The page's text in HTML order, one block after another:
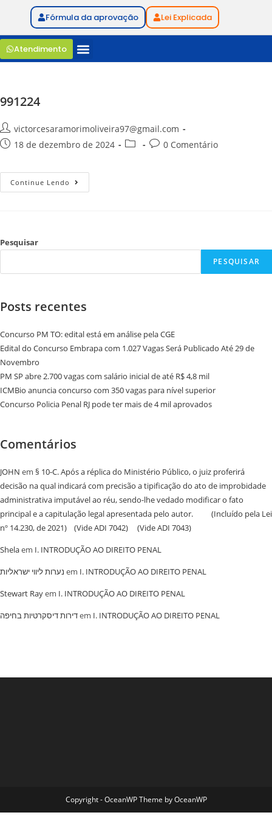
Fórmula da aprovação Lei Explicada
Atendimento
991224
victorcesaramorimoliveira97@gmail.com
18 de dezembro de 2024
0 Comentário
Continue Lendo
Pesquisar
PESQUISAR
Posts recentes
Concurso PM TO: edital está em análise pela CGE
Edital do Concurso Embrapa com 1.027 Vagas Será Publicado Até 29 de
Novembro
PM SP abre 2.700 vagas com salário inicial de até R$ 4,8 mil
ICMBio anuncia concurso com 350 vagas para nível superior
Concurso Policia Penal RJ pode ter mais de 4 mil aprovados
Comentários
JOHN em § 10-C. Após a réplica do Ministério Público, o juiz proferirá
decisão na qual indicará com precisão a tipificação do ato de improbidade
administrativa imputável ao réu, sendo-lhe vedado modificar o fato
principal e a capitulação legal apresentada pelo autor. (Incluído pela Lei
nº 14.230, de 2021) (Vide ADI 7042) (Vide ADI 7043)
Shelaem I. INTRODUÇÃO AO DIREITO PENAL
נערות ליווי ישראליות em I. INTRODUÇÃO AO DIREITO PENAL
Stewart Rayem I. INTRODUÇÃO AO DIREITO PENAL
‏דירות דיסקרטיות בחיפהem I. INTRODUÇÃO AO DIREITO PENAL
Copyright - OceanWP Theme by OceanWP